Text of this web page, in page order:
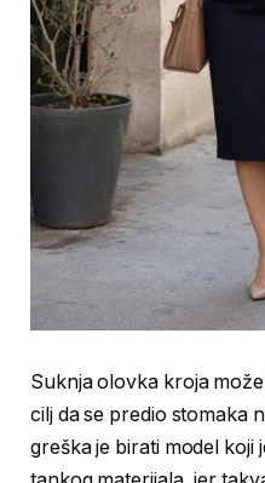
Suknja olovka kroja
cilj da se predio stomaka
greška je birati model koji